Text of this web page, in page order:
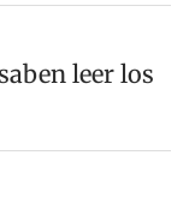
leer los